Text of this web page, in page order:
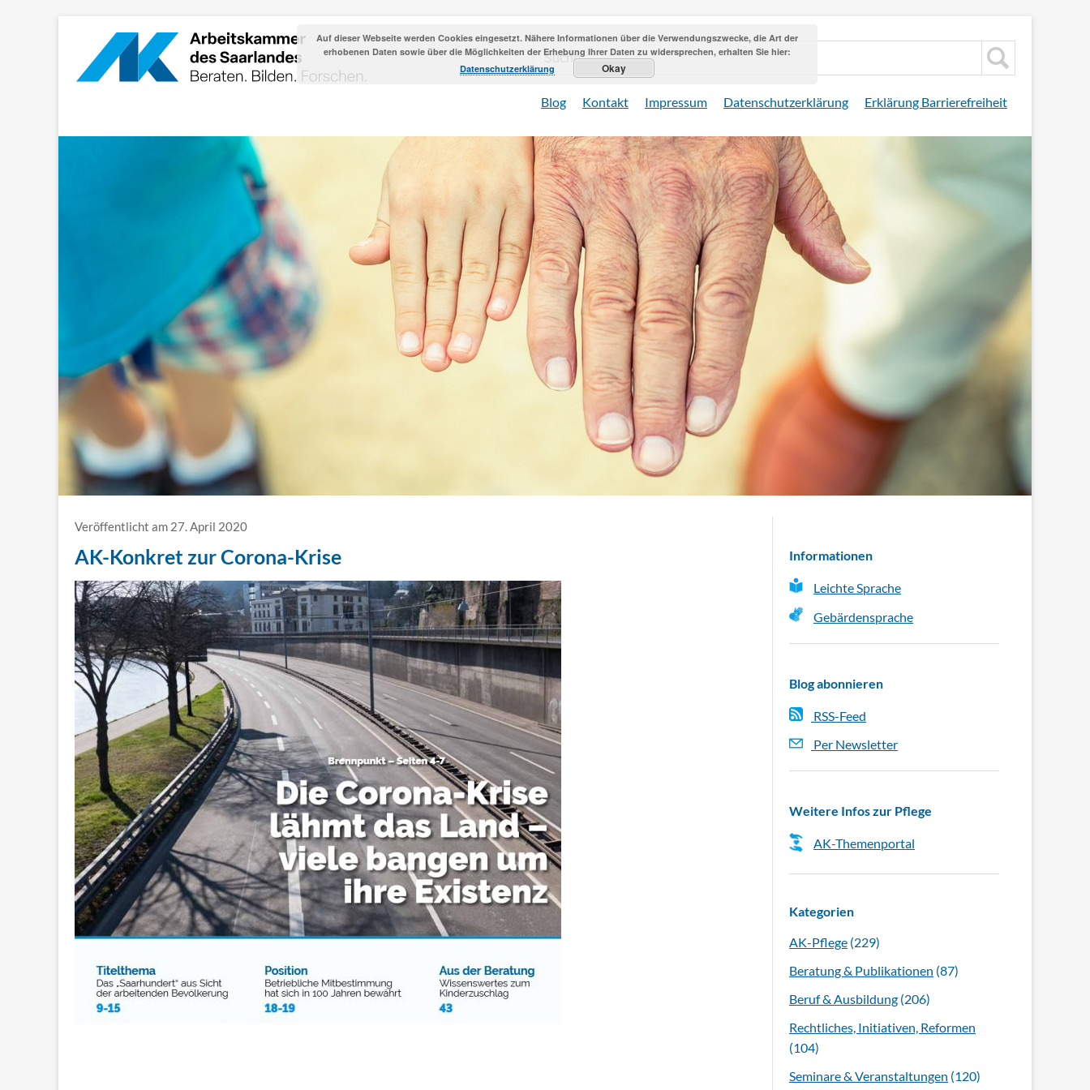
Blog Kontakt Impressum Datenschutzerklärung Erklärung Barrierefreiheit
Veröffentlicht am 27. April 2020
AK-Konkret zur Corona-Krise Informationen
Leichte Sprache
Gebärdensprache
Blog abonnieren
RSS-Feed
Per Newsletter
Weitere Infos zur Pflege
AK-Themenportal
Kategorien
AK-Pflege (229)
Beratung & Publikationen (87)
Beruf & Ausbildung (206)
Rechtliches, Initiativen, Reformen
(104)
Seminare & Veranstaltungen (120)
Auf dieser Webseite werden Cookies eingesetzt. Nähere Informationen über die Verwendungszwecke, die Art der
erhobenen Daten sowie über die Möglichkeiten der Erhebung Ihrer Daten zu widersprechen, erhalten Sie hier:
Datenschutzerklärung
Okay